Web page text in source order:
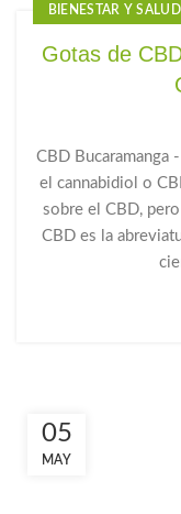
BIENESTAR Y SALUD
CBD GOTAS
CBD
GOTAS DE
GOTAS DE CBD
Gotas de
CBD Bucaramanga
el cannabidiol o
sobre el CBD,
CBD es la
05
MAY